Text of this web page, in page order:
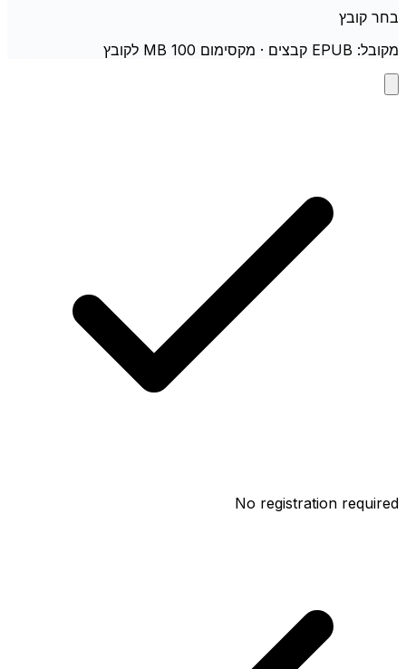
בחר קובץ
מקובל: EPUB קבצים · מקסימום 100 MB לקובץ
No registration required